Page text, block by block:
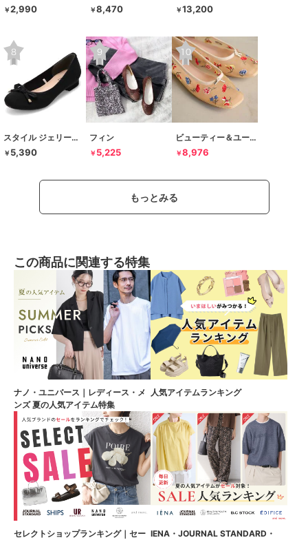
￥2,990 ￥8,470 ￥13,200
スタイル ジェリービーンズ
￥ 5,390
フィン
￥ 5,225
ビューティー＆ユース ユナイテッドアローズ
￥8,976
もっとみる
この商品に関連する特集
ナノ・ユニバース｜レディース・メ
ンズ 夏の人気アイテム特集
人気アイテムランキング
セレクトショップランキング｜セー IENA・JOURNAL STANDARD・